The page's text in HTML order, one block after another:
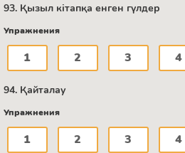
93. Қызыл кітапқа енген гүлдер
Упражнения
1 2 3 4
94. Қайталау
Упражнения
1 2 3 4